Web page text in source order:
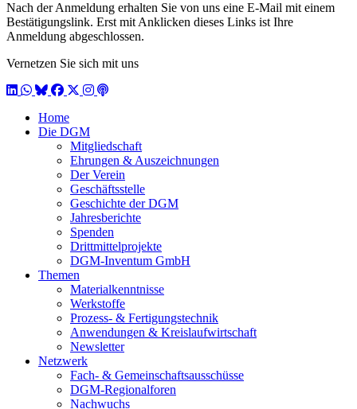
Nach der Anmeldung erhalten Sie von uns eine E-Mail mit einem
Bestätigungslink. Erst mit Anklicken dieses Links ist Ihre
Anmeldung abgeschlossen.
Vernetzen Sie sich mit uns
LinkedIn
WhatsApp
BlueSky
Facebook
X / Twitter
Instagram
Podcast
Home
Die DGM
Mitgliedschaft
Ehrungen & Auszeichnungen
Der Verein
Geschäftsstelle
Geschichte der DGM
Jahresberichte
Spenden
Drittmittelprojekte
DGM-Inventum GmbH
Themen
Materialkenntnisse
Werkstoffe
Prozess- & Fertigungstechnik
Anwendungen & Kreislaufwirtschaft
Newsletter
Netzwerk
Fach- & Gemeinschaftsausschüsse
DGM-Regionalforen
Nachwuchs